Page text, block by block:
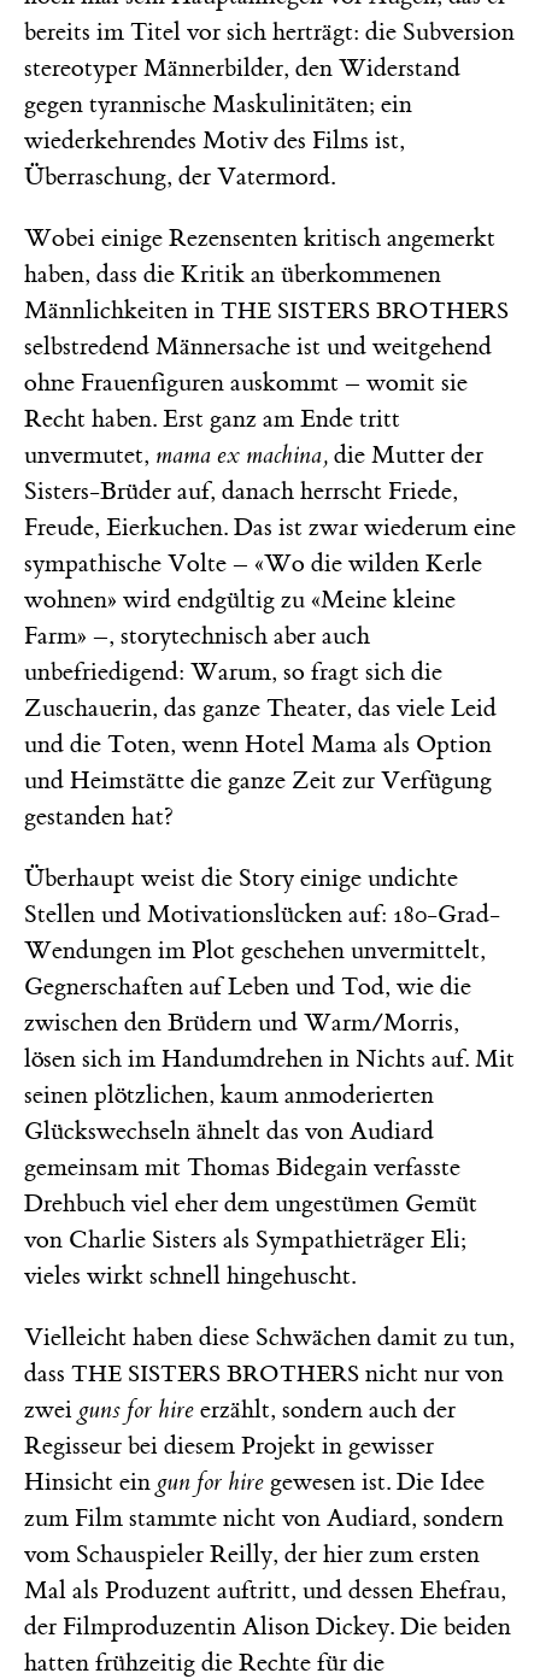
bereits im Titel vor sich herträgt: die Subversion
stereotyper Männerbilder, den Widerstand
gegen tyrannische Maskulinitäten; ein
wiederkehrendes Motiv des Films ist,
Überraschung, der Vatermord.
Wobei einige Rezensenten kritisch angemerkt
haben, dass die Kritik an überkommenen
Männlichkeiten in THE SISTERS BROTHERS
selbstredend Männersache ist und weitgehend
ohne Frauenfiguren auskommt – womit sie
Recht haben. Erst ganz am Ende tritt
unvermutet, mama ex machina, die Mutter der
Sisters-Brüder auf, danach herrscht Friede,
Freude, Eierkuchen. Das ist zwar wiederum eine
sympathische Volte – «Wo die wilden Kerle
wohnen» wird endgültig zu «Meine kleine
Farm» –, storytechnisch aber auch
unbefriedigend: Warum, so fragt sich die
Zuschauerin, das ganze Theater, das viele Leid
und die Toten, wenn Hotel Mama als Option
und Heimstätte die ganze Zeit zur Verfügung
gestanden hat?
Überhaupt weist die Story einige undichte
Stellen und Motivationslücken auf: 180-Grad-
Wendungen im Plot geschehen unvermittelt,
Gegnerschaften auf Leben und Tod, wie die
zwischen den Brüdern und Warm/Morris,
lösen sich im Handumdrehen in Nichts auf. Mit
seinen plötzlichen, kaum anmoderierten
Glückswechseln ähnelt das von Audiard
gemeinsam mit Thomas Bidegain verfasste
Drehbuch viel eher dem ungestümen Gemüt
von Charlie Sisters als Sympathieträger Eli;
vieles wirkt schnell hingehuscht.
Vielleicht haben diese Schwächen damit zu tun,
dass THE SISTERS BROTHERS nicht nur von
zwei guns for hire erzählt, sondern auch der
Regisseur bei diesem Projekt in gewisser
Hinsicht ein gun for hire gewesen ist. Die Idee
zum Film stammte nicht von Audiard, sondern
vom Schauspieler Reilly, der hier zum ersten
Mal als Produzent auftritt, und dessen Ehefrau,
der Filmproduzentin Alison Dickey. Die beiden
hatten frühzeitig die Rechte für die